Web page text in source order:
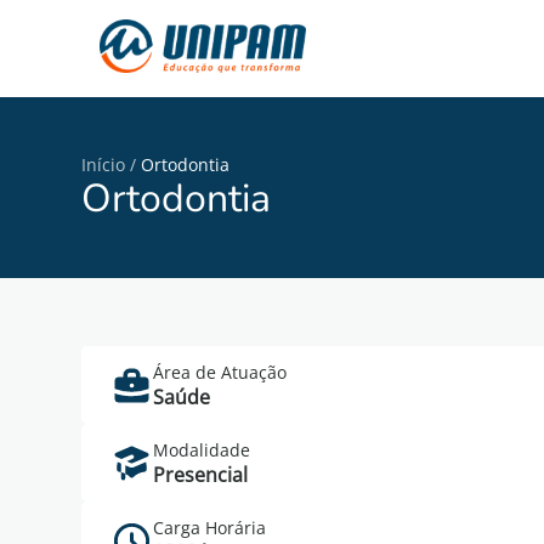
Início / Ortodontia
Ortodontia
Área de Atuação
Saúde
Modalidade
Presencial
Carga Horária